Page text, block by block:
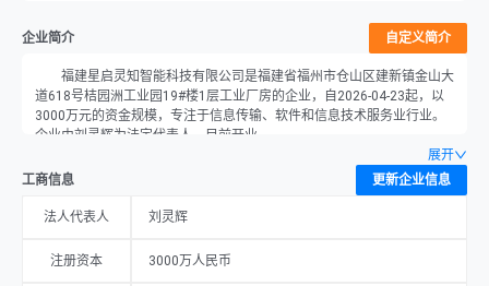
企业简介 自定义简介
福建星启灵知智能科技有限公司是福建省福州市仓山区建新镇金山大
道618号桔园洲工业园19#楼1层工业厂房的企业，自2026-04-23起，以
3000万元的资金规模，专注于信息传输、软件和信息技术服务业行业。
企业由刘灵辉为法定代表人，目前开业。
展开
工商信息
更新企业信息
法人代表人 刘灵辉
注册资本 3000万人民币